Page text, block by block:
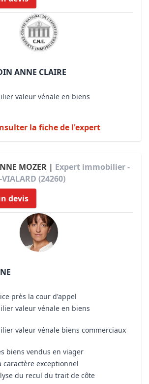
ANNE CLAIRE
valeur vénale en biens
la fiche de l'expert
MOZER | Expert immobilier -
VIALARD (24260)
devis
près la cour d'appel
valeur vénale en biens
valeur vénale biens commerciaux
biens vendus en viager
caractère exceptionnel
du recul du trait de côte